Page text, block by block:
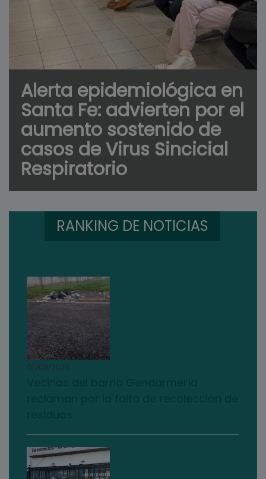
Alerta epidemiológica en
Santa Fe: advierten por el
aumento sostenido de
casos de Virus Sincicial
Respiratorio
RANKING DE NOTICIAS
05/08/2026